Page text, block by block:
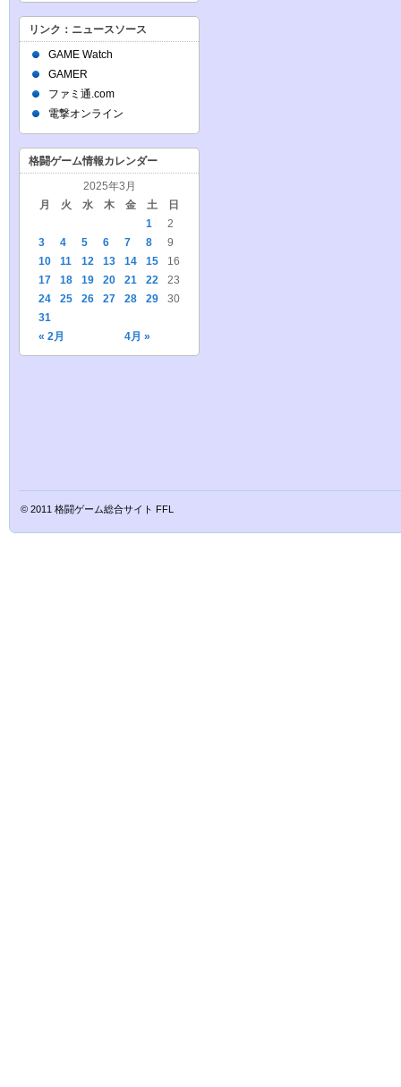
リンク：ニュースソース
GAME Watch
GAMER
ファミ通.com
電撃オンライン
格闘ゲーム情報カレンダー
2025年3月
月
火 水 木 金 土 日
« 2月 4月 »
1
2
3
4 5 6 7 8
9
10
11 12 13 14 15
16
17
18 19 20 21 22
23
24
25 26 27 28 29
30
31
© 2011 格闘ゲーム総合サイト FFL